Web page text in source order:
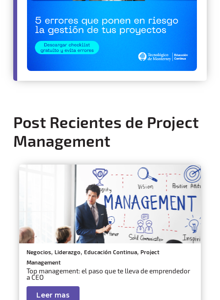
Post Recientes de Project
Management
Negocios, Liderazgo, Educación Continua, Project
Management
Top management: el paso que te lleva de emprendedor
a CEO
Leer mas